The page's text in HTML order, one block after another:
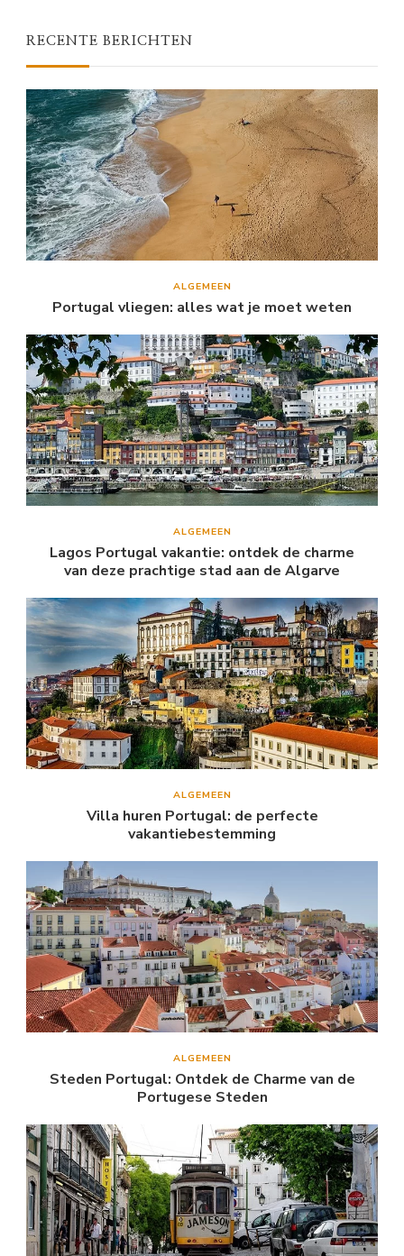
RECENTE BERICHTEN
ALGEMEEN
Portugal vliegen: alles wat je moet weten
ALGEMEEN
Lagos Portugal vakantie: ontdek de charme
van deze prachtige stad aan de Algarve
ALGEMEEN
Villa huren Portugal: de perfecte
vakantiebestemming
ALGEMEEN
Steden Portugal: Ontdek de Charme van de
Portugese Steden